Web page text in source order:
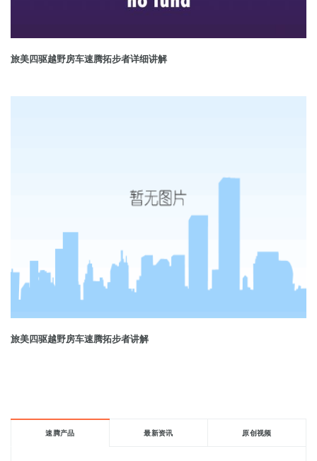
旅美四驱越野房车速腾拓步者详细讲解
旅美四驱越野房车速腾拓步者讲解
速腾产品 最新资讯 原创视频